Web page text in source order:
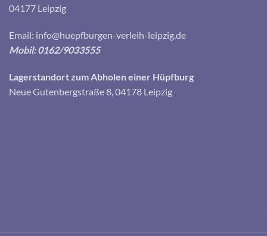
04177 Leipzig
Email: info@huepfburgen-verleih-leipzig.de
Mobil: 0162/9033555
Lagerstandort zum Abholen einer Hüpfburg
Neue Gutenbergstraße 8, 04178 Leipzig